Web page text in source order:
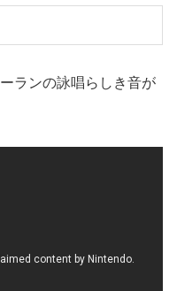
ランの詠唱らしき音が